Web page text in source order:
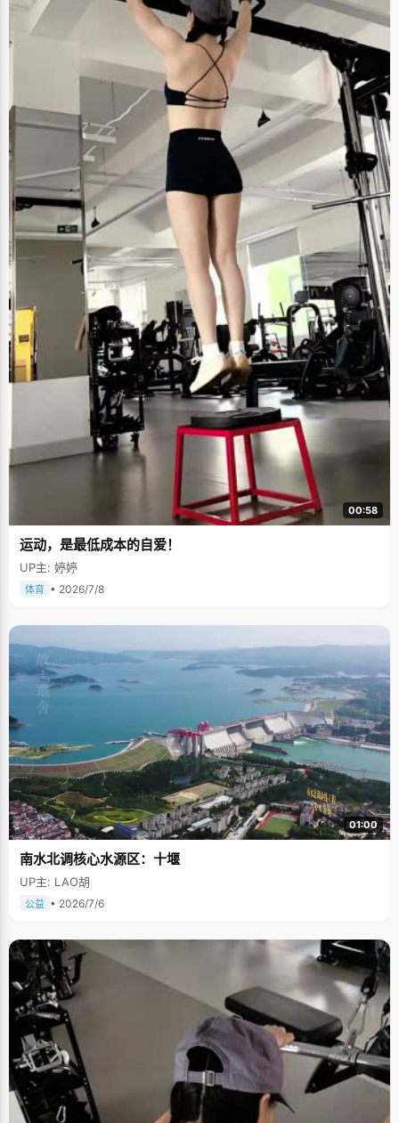
00:58
运动，是最低成本的自爱！
UP主: 婷婷
体育 • 2026/7/8
01:00
南水北调核心水源区：十堰
UP主: LAO胡
公益 • 2026/7/6